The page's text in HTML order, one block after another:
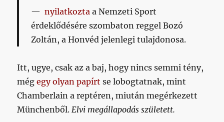
nyilatkozta a Nemzeti Sport
érdeklődésére szombaton reggelBozó
Zoltán, a Honvéd jelenlegi tulajdonosa.
Itt, ugye, csak az a baj, hogy nincs semmi tény,
mégegy olyan papírt se lobogtatnak, mint
Chamberlain a reptéren, miután megérkezett
Münchenből.Elvi megállapodás született.